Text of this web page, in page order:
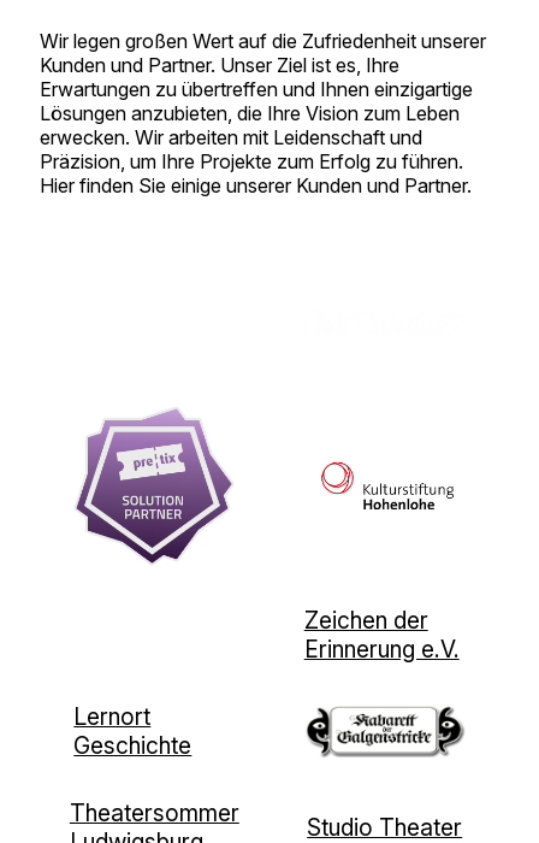
Wir legen großen Wert auf die Zufriedenheit unserer
Kunden und Partner. Unser Ziel ist es, Ihre
Erwartungen zu übertreffen und Ihnen einzigartige
Lösungen anzubieten, die Ihre Vision zum Leben
erwecken. Wir arbeiten mit Leidenschaft und
Präzision, um Ihre Projekte zum Erfolg zu führen.
Hier finden Sie einige unserer Kunden und Partner.
Zeichen der
Erinnerung e.V.
Lernort
Geschichte
Theatersommer
Studio Theater